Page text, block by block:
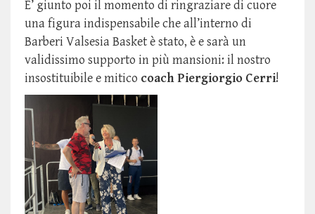
E’ giunto poi il momento di ringraziare di cuore
una figura indispensabile che all’interno di
Barberi Valsesia Basket è stato, è e sarà un
validissimo supporto in più mansioni: il nostro
insostituibile e mitico coach Piergiorgio Cerri!